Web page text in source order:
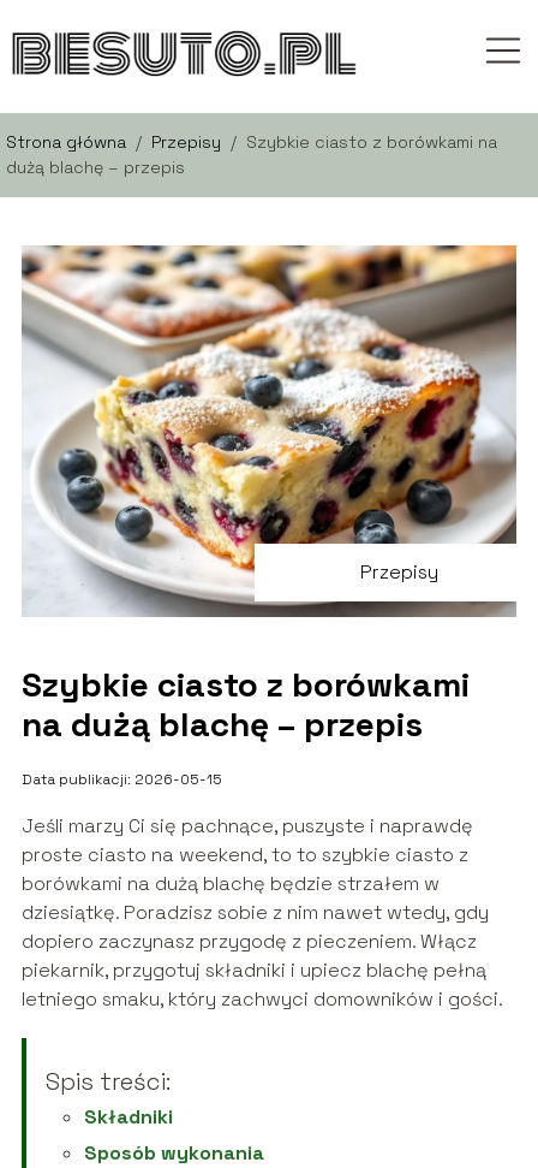
Strona główna / Przepisy / Szybkie ciasto z borówkami na
dużą blachę – przepis
Przepisy
Szybkie ciasto z borówkami
na dużą blachę – przepis
Data publikacji: 2026-05-15
Jeśli marzy Ci się pachnące, puszyste i naprawdę
proste ciasto na weekend, to to szybkie ciasto z
borówkami na dużą blachę będzie strzałem w
dziesiątkę. Poradzisz sobie z nim nawet wtedy, gdy
dopiero zaczynasz przygodę z pieczeniem. Włącz
piekarnik, przygotuj składniki i upiecz blachę pełną
letniego smaku, który zachwyci domowników i gości.
Spis treści:
Składniki
Sposób wykonania